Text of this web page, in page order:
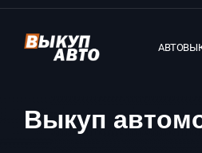
Выкуп